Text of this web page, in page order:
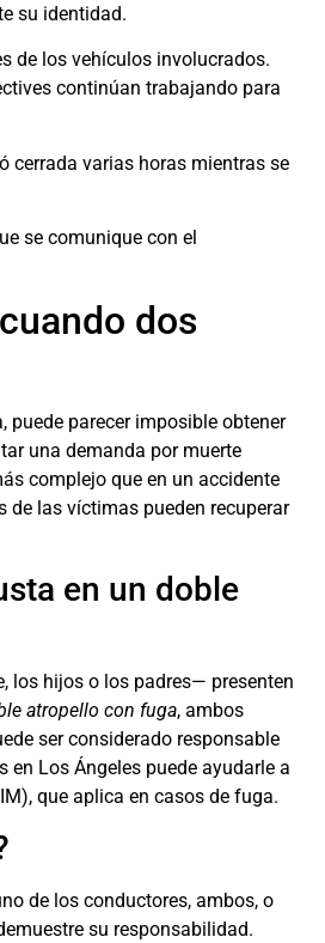
su identidad.
de los vehículos involucrados.
continúan trabajando para
cerrada varias horas mientras se
se comunique con el
dos
puede parecer imposible obtener
una demanda por muerte
complejo que en un accidente
de las víctimas pueden recuperar
en un doble
los hijos o los padres— presenten
atropello con fuga, ambos
ser considerado responsable
en Los Ángeles puede ayudarle a
que aplica en casos de fuga.
de los conductores, ambos, o
su responsabilidad.